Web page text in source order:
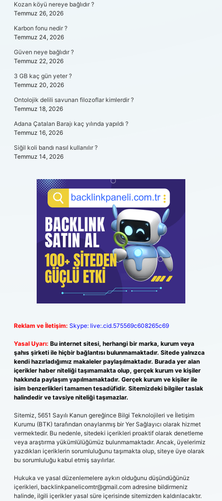
Kozan köyü nereye bağlıdır ?
Temmuz 26, 2026
Karbon fonu nedir ?
Temmuz 24, 2026
Güven neye bağlıdır ?
Temmuz 22, 2026
3 GB kaç gün yeter ?
Temmuz 20, 2026
Ontolojik delili savunan filozoflar kimlerdir ?
Temmuz 18, 2026
Adana Çatalan Barajı kaç yılında yapıldı ?
Temmuz 16, 2026
Siğil koli bandı nasıl kullanılır ?
Temmuz 14, 2026
Reklam ve İletişim: Skype: live:.cid.575569c608265c69
Yasal Uyarı: Bu internet sitesi, herhangi bir marka, kurum veya
şahıs şirketi ile hiçbir bağlantısı bulunmamaktadır. Sitede yalnızca
kendi hazırladığımız makaleler paylaşılmaktadır. Burada yer alan
içerikler haber niteliği taşımamakta olup, gerçek kurum ve kişiler
hakkında paylaşım yapılmamaktadır. Gerçek kurum ve kişiler ile
isim benzerlikleri tamamen tesadüfidir. Sitemizdeki bilgiler taslak
halindedir ve tavsiye niteliği taşımazlar.
Sitemiz, 5651 Sayılı Kanun gereğince Bilgi Teknolojileri ve İletişim
Kurumu (BTK) tarafından onaylanmış bir Yer Sağlayıcı olarak hizmet
vermektedir. Bu nedenle, sitedeki içerikleri proaktif olarak denetleme
veya araştırma yükümlülüğümüz bulunmamaktadır. Ancak, üyelerimiz
yazdıkları içeriklerin sorumluluğunu taşımakta olup, siteye üye olarak
bu sorumluluğu kabul etmiş sayılırlar.
Hukuka ve yasal düzenlemelere aykırı olduğunu düşündüğünüz
içerikleri, backlinkpanelicomtr@gmail.com adresine bildirmeniz
halinde, ilgili içerikler yasal süre içerisinde sitemizden kaldırılacaktır.